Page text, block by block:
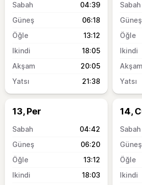
04:39
06:18
13:12
18:05
20:05
21:38
13, Per
04:42
06:20
13:12
18:03
14,